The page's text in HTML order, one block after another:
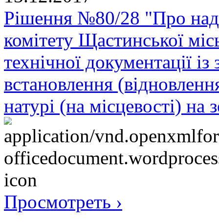
Рішення №80/28 "Про
комітету Щастинської
технічної документації
встановлення
натурі (на місцевості)
Просмотреть ›